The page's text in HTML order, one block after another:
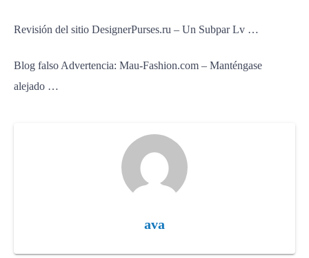
Revisión del sitio DesignerPurses.ru – Un Subpar Lv …
Blog falso Advertencia: Mau-Fashion.com – Manténgase
alejado …
ava